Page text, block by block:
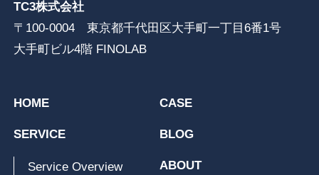
TC3株式会社
〒100-0004 東京都千代田区大手町一丁目6番1号
大手町ビル4階 FINOLAB
HOME
SERVICE
Service Overview
CASE
BLOG
ABOUT